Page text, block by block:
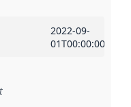
2022-09-
01T00:00:00Z
eller